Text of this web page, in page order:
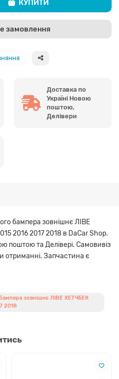
КУПИТИ
замовлення
Доставка по
Україні Новою
поштою,
Делівери
бампера зовнішнє ЛІВЕ
2016 2017 2018 в DaCar Shop.
поштою та Делівері. Самовивіз
отриманні. Запчастина є
зовнішнє ЛІВЕ ХЕТЧБЕК
2018